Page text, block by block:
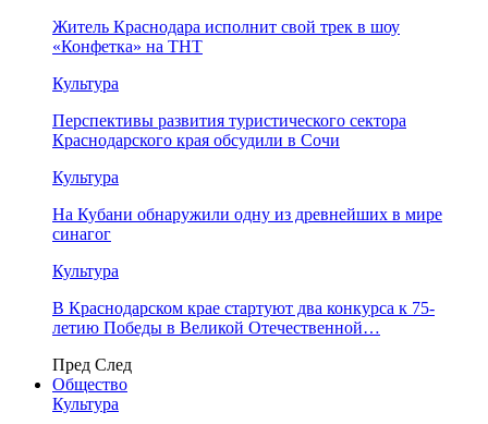
Житель Краснодара исполнит свой трек в шоу
«Конфетка» на ТНТ
Культура
Перспективы развития туристического сектора
Краснодарского края обсудили в Сочи
Культура
На Кубани обнаружили одну из древнейших в мире
синагог
Культура
В Краснодарском крае стартуют два конкурса к 75-
летию Победы в Великой Отечественной…
Пред След
Общество
Культура